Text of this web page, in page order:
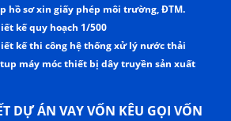
hồ sơ xin giấy phép môi trường, ĐTM.
kế quy hoạch 1/500
kế thi công hệ thống xử lý nước thải
máy móc thiết bị dây truyền sản xuất
DỰ ÁN VAY VỐN KÊU GỌI VỐN